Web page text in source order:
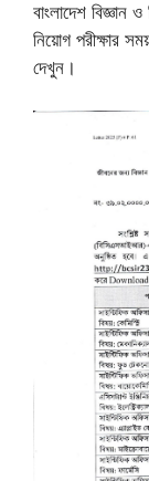
বাংলাদেশ
নিয়োগ পরীক্ষার
দেখুন।